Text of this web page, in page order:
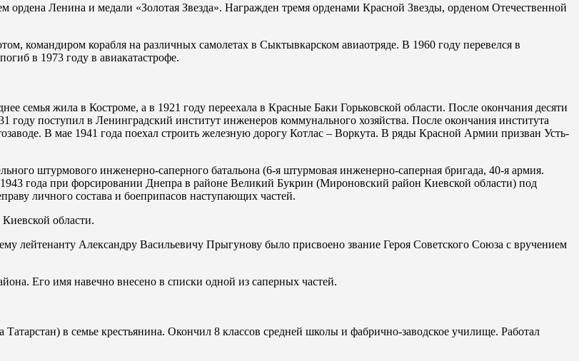
ордена Ленина и медали «Золотая Звезда». Награжден тремя орденами Красной Звезды, орденом Отечественной
командиром корабля на различных самолетах в Сыктывкарском авиаотряде. В 1960 году перевелся в
в 1973 году в авиакатастрофе.
семья жила в Костроме, а в 1921 году переехала в Красные Баки Горьковской области. После окончания десяти
поступил в Ленинградский институт инженеров коммунального хозяйства. После окончания института
В мае 1941 года поехал строить железную дорогу Котлас – Воркута. В ряды Красной Армии призван Усть-
штурмового инженерно-саперного батальона (6-я штурмовая инженерно-саперная бригада, 40-я армия.
года при форсировании Днепра в районе Великий Букрин (Мироновский район Киевской области) под
личного состава и боеприпасов наступающих частей.
области.
лейтенанту Александру Васильевичу Прыгунову было присвоено звание Героя Советского Союза с вручением
Его имя навечно внесено в списки одной из саперных частей.
в семье крестьянина. Окончил 8 классов средней школы и фабрично-заводское училище. Работал